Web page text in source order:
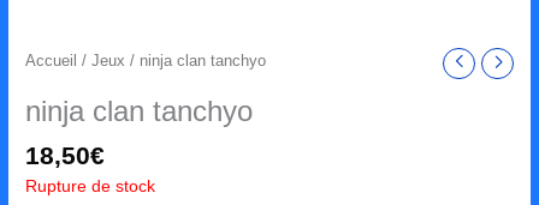
Accueil /Jeux / ninja clan tanchyo
ninja clan tanchyo
18,50€
Rupture de stock